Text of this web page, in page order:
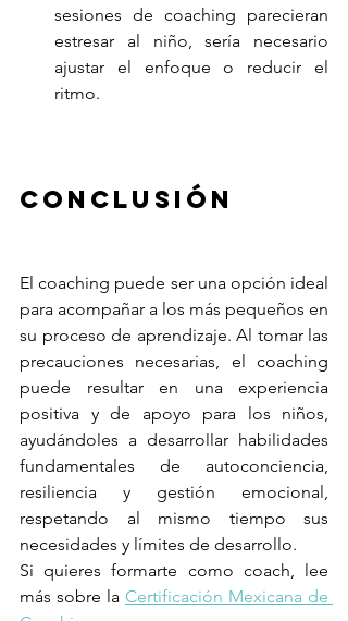
sesiones de coaching parecieran
estresar al niño, sería necesario
ajustar el enfoque o reducir el
ritmo.
Conclusión
El coaching puede ser una opción ideal
para acompañar a los más pequeños en
su proceso de aprendizaje. Al tomar las
precauciones necesarias, el coaching
puede resultar en una experiencia
positiva y de apoyo para los niños,
ayudándoles a desarrollar habilidades
fundamentales de autoconciencia,
resiliencia y gestión emocional,
respetando al mismo tiempo sus
necesidades y límites de desarrollo.
Si quieres formarte como coach, lee
más sobre la Certificación Mexicana de